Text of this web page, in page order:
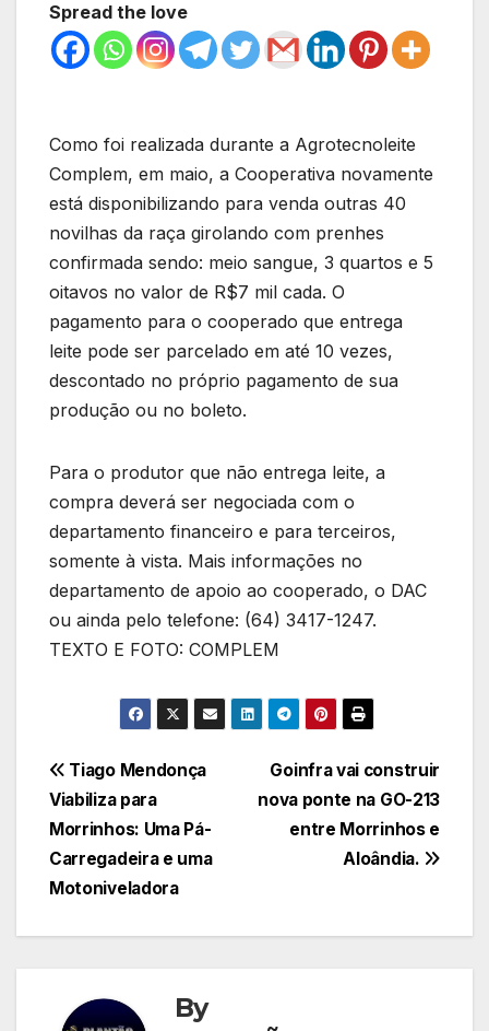
Spread the love
Como foi realizada durante a Agrotecnoleite
Complem, em maio, a Cooperativa novamente
está disponibilizando para venda outras 40
novilhas da raça girolando com prenhes
confirmada sendo: meio sangue, 3 quartos e 5
oitavos no valor de R$7 mil cada. O
pagamento para o cooperado que entrega
leite pode ser parcelado em até 10 vezes,
descontado no próprio pagamento de sua
produção ou no boleto.
Para o produtor que não entrega leite, a
compra deverá ser negociada com o
departamento financeiro e para terceiros,
somente à vista. Mais informações no
departamento de apoio ao cooperado, o DAC
ou ainda pelo telefone: (64) 3417-1247.
TEXTO E FOTO: COMPLEM
Navegação
de
Post
Goinfra vai construir
nova ponte na GO-213
entre Morrinhos e
Aloândia.
Tiago Mendonça
Viabiliza para
Morrinhos: Uma Pá-
Carregadeira e uma
Motoniveladora
By